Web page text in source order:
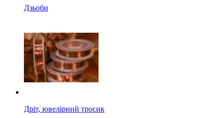
Дзьоби
Дріт, ювелірний тросик